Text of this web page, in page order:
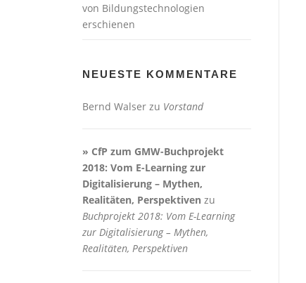
von Bildungstechnologien
erschienen
NEUESTE KOMMENTARE
Bernd Walser zu Vorstand
» CfP zum GMW-Buchprojekt
2018: Vom E-Learning zur
Digitalisierung – Mythen,
Realitäten, Perspektiven zu
Buchprojekt 2018: Vom E-Learning
zur Digitalisierung – Mythen,
Realitäten, Perspektiven